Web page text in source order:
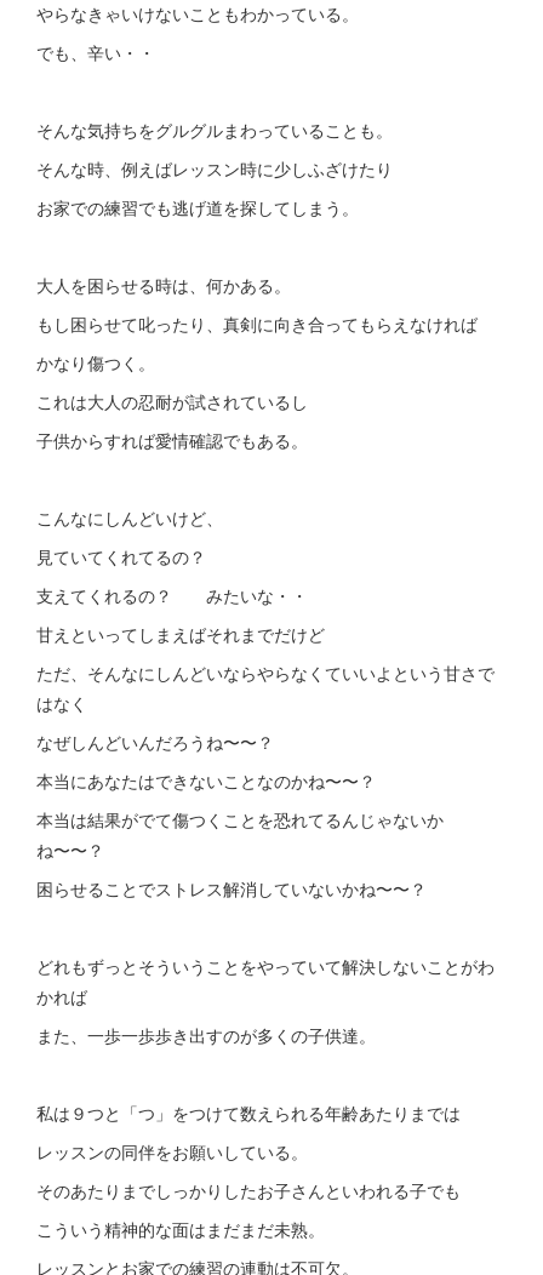
やらなきゃいけないこともわかっている。
でも、辛い・・
そんな気持ちをグルグルまわっていることも。
そんな時、例えばレッスン時に少しふざけたり
お家での練習でも逃げ道を探してしまう。
大人を困らせる時は、何かある。
もし困らせて叱ったり、真剣に向き合ってもらえなければ
かなり傷つく。
これは大人の忍耐が試されているし
子供からすれば愛情確認でもある。
こんなにしんどいけど、
見ていてくれてるの？
支えてくれるの？ みたいな・・
甘えといってしまえばそれまでだけど
ただ、そんなにしんどいならやらなくていいよという甘さで
はなく
なぜしんどいんだろうね〜〜？
本当にあなたはできないことなのかね〜〜？
本当は結果がでて傷つくことを恐れてるんじゃないか
ね〜〜？
困らせることでストレス解消していないかね〜〜？
どれもずっとそういうことをやっていて解決しないことがわ
かれば
また、一歩一歩歩き出すのが多くの子供達。
私は９つと「つ」をつけて数えられる年齢あたりまでは
レッスンの同伴をお願いしている。
そのあたりまでしっかりしたお子さんといわれる子でも
こういう精神的な面はまだまだ未熟。
レッスンとお家での練習の連動は不可欠。